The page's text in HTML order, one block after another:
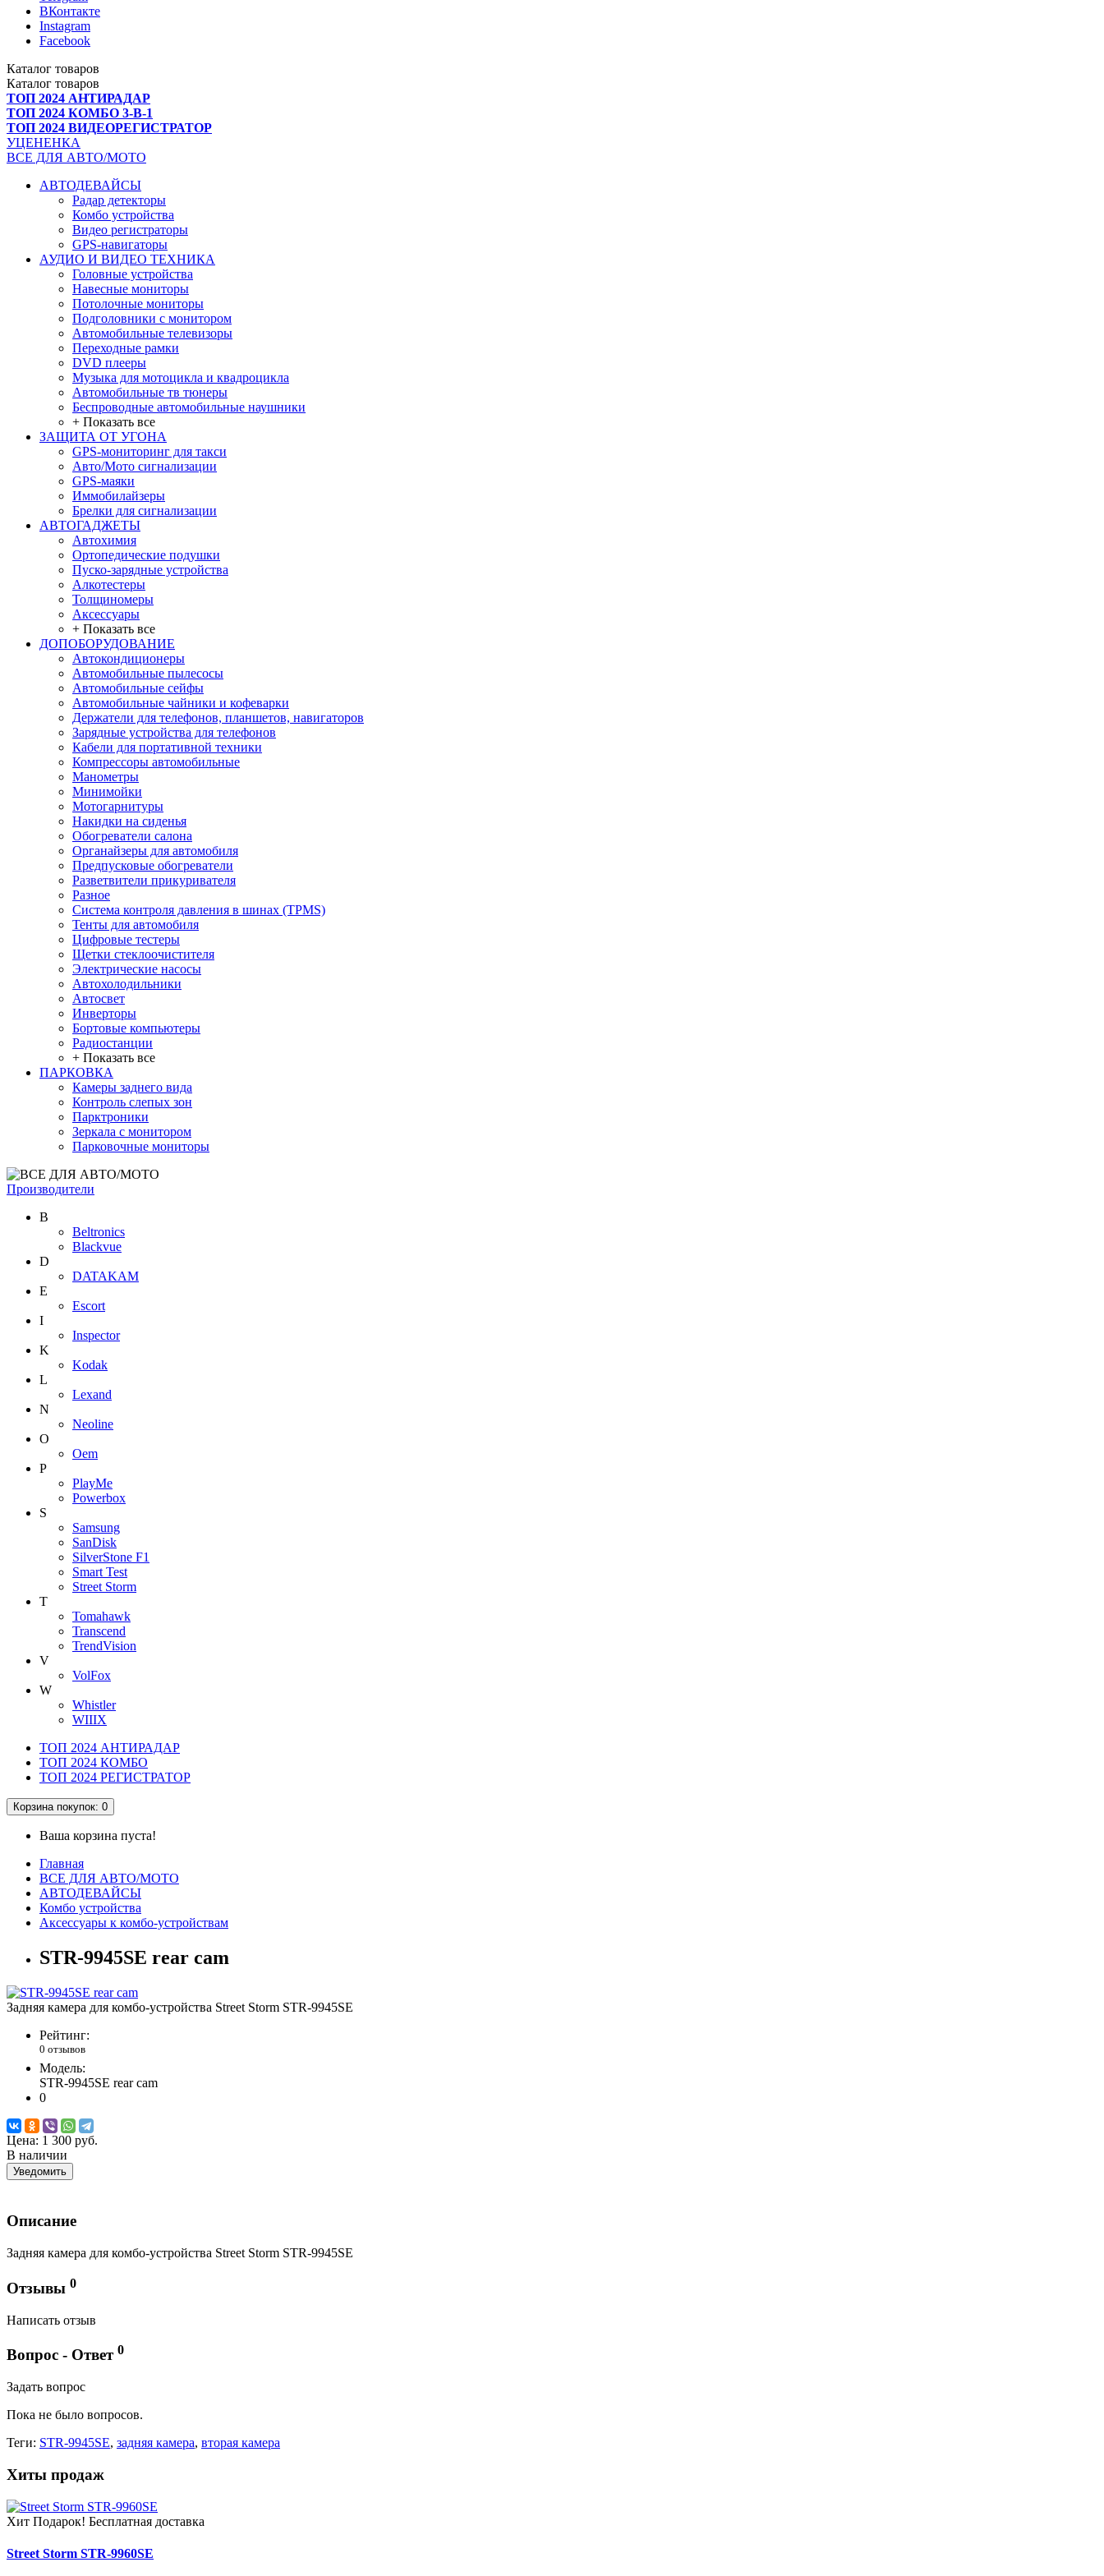
ВКонтакте
Instagram
Facebook
Каталог товаров
Каталог товаров
ТОП 2024 АНТИРАДАР
ТОП 2024 КОМБО 3-В-1
ТОП 2024 ВИДЕОРЕГИСТРАТОР
УЦЕНЕНКА
ВСЕ ДЛЯ АВТО/МОТО
АВТОДЕВАЙСЫ
Радар детекторы
Комбо устройства
Видео регистраторы
GPS-навигаторы
АУДИО И ВИДЕО ТЕХНИКА
Головные устройства
Навесные мониторы
Потолочные мониторы
Подголовники с монитором
Автомобильные телевизоры
Переходные рамки
DVD плееры
Музыка для мотоцикла и квадроцикла
Автомобильные тв тюнеры
Беспроводные автомобильные наушники
+ Показать все
ЗАЩИТА ОТ УГОНА
GPS-мониторинг для такси
Авто/Мото сигнализации
GPS-маяки
Иммобилайзеры
Брелки для сигнализации
АВТОГАДЖЕТЫ
Автохимия
Ортопедические подушки
Пуско-зарядные устройства
Алкотестеры
Толщиномеры
Аксессуары
+ Показать все
ДОПОБОРУДОВАНИЕ
Автокондиционеры
Автомобильные пылесосы
Автомобильные сейфы
Автомобильные чайники и кофеварки
Держатели для телефонов, планшетов, навигаторов
Зарядные устройства для телефонов
Кабели для портативной техники
Компрессоры автомобильные
Манометры
Минимойки
Мотогарнитуры
Накидки на сиденья
Обогреватели салона
Органайзеры для автомобиля
Предпусковые обогреватели
Разветвители прикуривателя
Разное
Система контроля давления в шинах (TPMS)
Тенты для автомобиля
Цифровые тестеры
Щетки стеклоочистителя
Электрические насосы
Автохолодильники
Автосвет
Инверторы
Бортовые компьютеры
Радиостанции
+ Показать все
ПАРКОВКА
Камеры заднего вида
Контроль слепых зон
Парктроники
Зеркала с монитором
Парковочные мониторы
Производители
B
Beltronics
Blackvue
D
DATAKAM
E
Escort
I
Inspector
K
Kodak
L
Lexand
N
Neoline
O
Oem
P
PlayMe
Powerbox
S
Samsung
SanDisk
SilverStone F1
Smart Test
Street Storm
T
Tomahawk
Transcend
TrendVision
V
VolFox
W
Whistler
WIIIX
ТОП 2024 АНТИРАДАР
ТОП 2024 КОМБО
ТОП 2024 РЕГИСТРАТОР
Корзинапокупок: 0
Ваша корзина пуста!
Главная
ВСЕ ДЛЯ АВТО/МОТО
АВТОДЕВАЙСЫ
Комбо устройства
Аксессуары к комбо-устройствам
STR-9945SE rear cam
Задняя камера для комбо-устройства Street Storm STR-9945SE
Рейтинг:
0 отзывов
Модель:
STR-9945SE rear cam
0
Цена: 1 300 руб.
В наличии
Уведомить
Описание
Задняя камера для комбо-устройства Street Storm STR-9945SE
Отзывы 0
Написать отзыв
Вопрос - Ответ 0
Задать вопрос
Пока не было вопросов.
Теги: STR-9945SE, задняя камера, вторая камера
Хиты продаж
Хит Подарок! Бесплатная доставка
Street Storm STR-9960SE